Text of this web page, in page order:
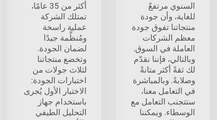
السنوي مرتفعٌ
للغاية، وأن جودة
منتجاتنا تفوق جودة
معظم الشركات
العاملة في السوق.
وبالتالي، فإننا نقدّم
لك ثقةً أكثر متانةً
وصلابةً. وبالمباشرة
في التعامل معنا،
ستتجنب التعامل مع
الوسطاء. ويمكننا
أكثر من 35 عامًا،
تمتلك الشركة
عملية راسخة
ومُنظَّمة جيدًا
لضمان الجودة.
وتخضع منتجاتنا
لثلاث جولات من
اختبارات الجودة:
الاختبار الأول يُجرى
باستخدام جهاز
التحليل الطيفي